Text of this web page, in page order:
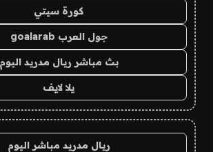
كورة سيتي
جول العرب goalarab
بث مباشر ريال مدريد اليوم
يلا لايف
ريال مدريد مباشر اليوم